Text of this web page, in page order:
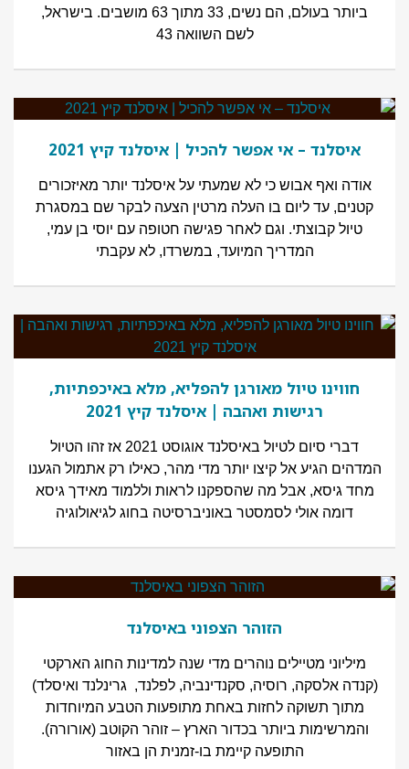
ביותר בעולם, הם נשים, 33 מתוך 63 מושבים. בישראל,
לשם השוואה 43
איסלנד – אי אפשר להכיל | איסלנד קיץ 2021
אודה ואף אבוש כי לא שמעתי על איסלנד יותר מאיזכורים
קטנים, עד ליום בו העלה מרטין הצעה לבקר שם במסגרת
טיול קבוצתי. וגם לאחר פגישה חטופה עם יוסי בן עמי,
המדריך המיועד, במשרדו, לא עקבתי
חווינו טיול מאורגן להפליא, מלא באיכפתיות,
רגישות ואהבה | איסלנד קיץ 2021
דברי סיום לטיול באיסלנד אוגוסט 2021 אז זהו הטיול
המדהים הגיע אל קיצו יותר מדי מהר, כאילו רק אתמול הגענו
מחד גיסא, אבל מה שהספקנו לראות וללמוד מאידך גיסא
דומה אולי לסמסטר באוניברסיטה בחוג לגיאולוגיה
הזוהר הצפוני באיסלנד
מיליוני מטיילים נוהרים מדי שנה למדינות החוג הארקטי
(קנדה אלסקה, רוסיה, סקנדינביה, לפלנד, גרינלנד ואיסלד)
מתוך תשוקה לחזות באחת מתופעות הטבע המיוחדות
והמרשימות ביותר בכדור הארץ – זוהר הקוטב (אורורה).
התופעה קיימת בו-זמנית הן באזור